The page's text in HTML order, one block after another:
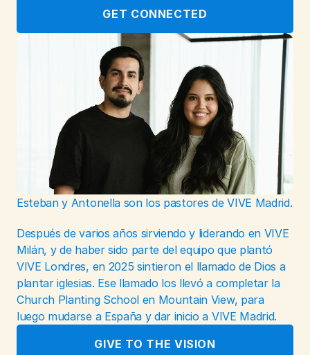
GET CONNECTED
Esteban y Antonella son los pastores de VIVE Madrid.
Después de varios años sirviendo y liderando en VIVE
Milán, y de haber sido parte del equipo que plantó
VIVE Londres, en 2025 sintieron el llamado de Dios a
plantar iglesias. Ese llamado los llevó a completar la
Church Planting School en Mountain View, para
luego mudarse a España y dar inicio a VIVE Madrid.
GIVE TO THE VISION